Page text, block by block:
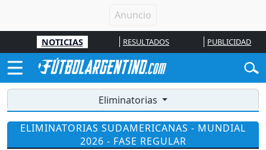
NOTICIAS RESULTADOS PUBLICIDAD
Eliminatorias
ELIMINATORIAS SUDAMERICANAS - MUNDIAL
2026 - FASE REGULAR